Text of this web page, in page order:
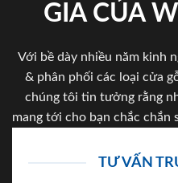
GIA CỦA
Với bề dày nhiều năm kinh
& phân phối các loại cửa
chúng tôi tin tưởng rằng
mang tới cho bạn chắc chắn
TƯ VẤN